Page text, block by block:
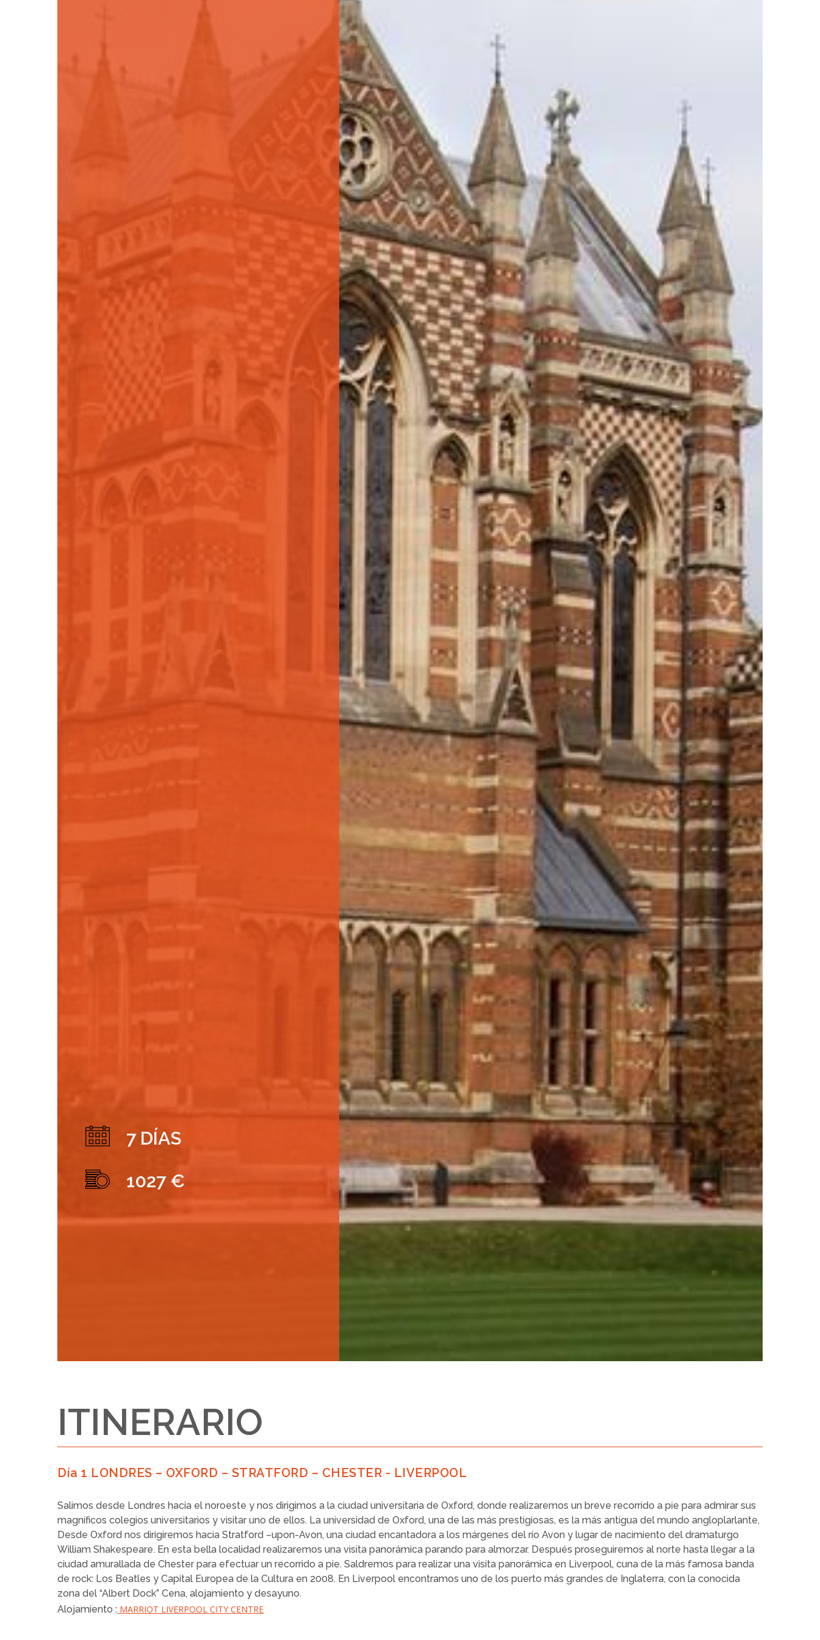
7 DÍAS
1027 €
ITINERARIO
Día 1 LONDRES – OXFORD – STRATFORD – CHESTER - LIVERPOOL
Salimos desde Londres hacia el noroeste y nos dirigimos a la ciudad universitaria de Oxford, donde realizaremos un breve recorrido a pie para admirar sus
magníficos colegios universitarios y visitar uno de ellos. La universidad de Oxford, una de las más prestigiosas, es la más antigua del mundo angloplarlante,
Desde Oxford nos dirigiremos hacia Stratford –upon-Avon, una ciudad encantadora a los márgenes del río Avon y lugar de nacimiento del dramaturgo
William Shakespeare. En esta bella localidad realizaremos una visita panorámica parando para almorzar. Después proseguiremos al norte hasta llegar a la
ciudad amurallada de Chester para efectuar un recorrido a pie. Saldremos para realizar una visita panorámica en Liverpool, cuna de la más famosa banda
de rock: Los Beatles y Capital Europea de la Cultura en 2008. En Liverpool encontramos uno de los puerto más grandes de Inglaterra, con la conocida
zona del “Albert Dock” Cena, alojamiento y desayuno.
Alojamiento : MARRIOT LIVERPOOL CITY CENTRE